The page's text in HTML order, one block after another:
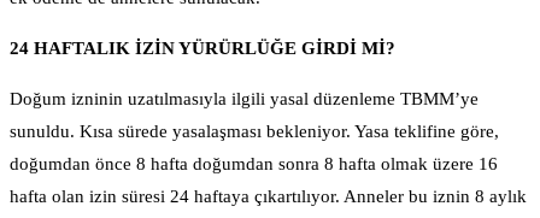
24 HAFTALIK İZİN YÜRÜRLÜĞE GİRDİ Mİ?
Doğum izninin uzatılmasıyla ilgili yasal düzenleme TBMM’ye
sunuldu. Kısa sürede yasalaşması bekleniyor. Yasa teklifine göre,
doğumdan önce 8 hafta doğumdan sonra 8 hafta olmak üzere 16
hafta olan izin süresi 24 haftaya çıkartılıyor. Anneler bu iznin 8 aylık